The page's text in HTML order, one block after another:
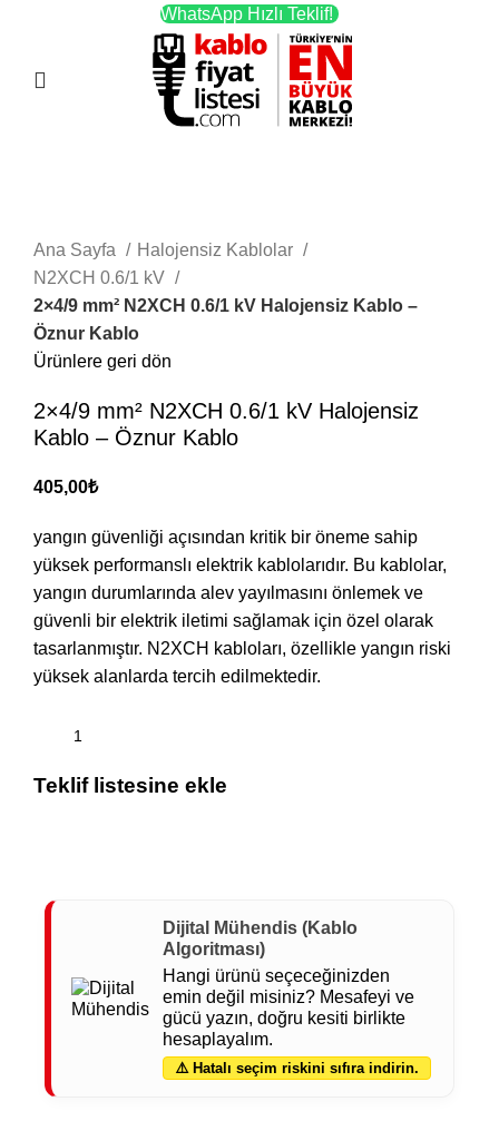
WhatsApp Hızlı Teklif!
Ana Sayfa
Halojensiz Kablolar
N2XCH 0.6/1 kV
2×4/9 mm² N2XCH 0.6/1 kV Halojensiz Kablo –
Öznur Kablo
Ürünlere geri dön
2×4/9 mm² N2XCH 0.6/1 kV Halojensiz
Kablo – Öznur Kablo
405,00₺
yangın güvenliği açısından kritik bir öneme sahip
yüksek performanslı elektrik kablolarıdır. Bu kablolar,
yangın durumlarında alev yayılmasını önlemek ve
güvenli bir elektrik iletimi sağlamak için özel olarak
tasarlanmıştır. N2XCH kabloları, özellikle yangın riski
yüksek alanlarda tercih edilmektedir.
Teklif listesine ekle
Dijital Mühendis (Kablo
Algoritması)
Hangi ürünü seçeceğinizden
emin değil misiniz? Mesafeyi ve
gücü yazın, doğru kesiti birlikte
hesaplayalım.
⚠️ Hatalı seçim riskini sıfıra indirin.